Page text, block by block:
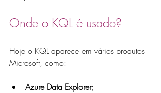
Onde o KQL é usado?
Hoje o KQL aparece em vários produtos
Microsoft, como:
Azure Data Explorer;